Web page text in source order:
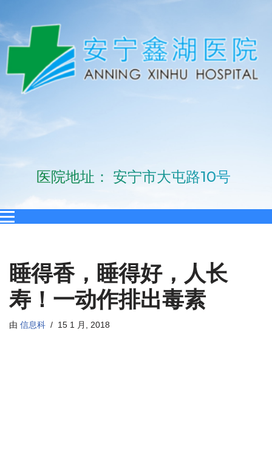
医院地址： 安宁市大屯路10号
睡得香，睡得好，人长
寿！一动作排出毒素
由 信息科 15 1 月, 2018